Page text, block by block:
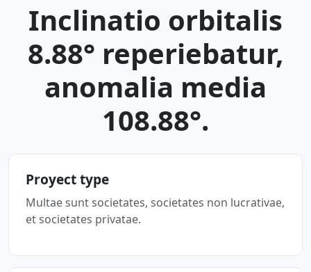
Inclinatio orbitalis
8.88° reperiebatur,
anomalia media
108.88°.
Proyect type
Multae sunt societates, societates non lucrativae,
et societates privatae.